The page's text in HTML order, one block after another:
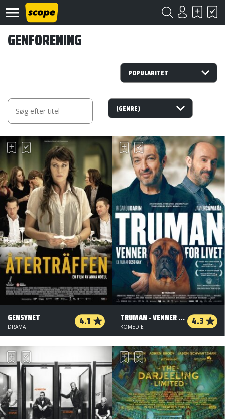
Kontakt
©
Scope
2020
GENFORENING
GENSYNET 4.1
DRAMA
TRUMAN - VENNER FOR LIVET 4.3
KOMEDIE